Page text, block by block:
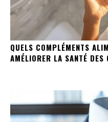
QUELS COMPLÉMENTS
AMÉLIORER LA SANTÉ DES